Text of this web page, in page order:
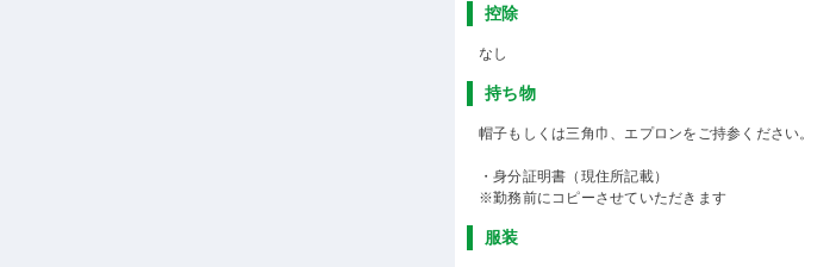
控除
なし
持ち物
帽子もしくは三角巾、エプロンをご持参ください。
・身分証明書（現住所記載）
※勤務前にコピーさせていただきます
服装